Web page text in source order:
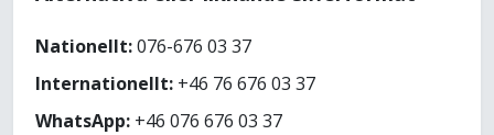
Nationellt:076-676 03 37
Internationellt: +46 76 676 03 37
WhatsApp: +46 076 676 03 37